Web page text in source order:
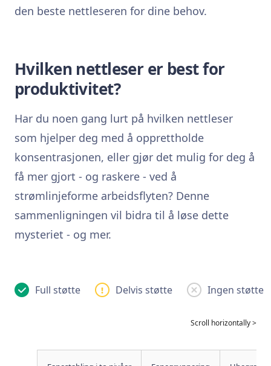
den beste nettleseren for dine behov.
Hvilken nettleser er best for
produktivitet?
Har du noen gang lurt på hvilken nettleser
som hjelper deg med å opprettholde
konsentrasjonen, eller gjør det mulig for deg å
få mer gjort - og raskere - ved å
strømlinjeforme arbeidsflyten? Denne
sammenligningen vil bidra til å løse dette
mysteriet - og mer.
Full støtte Delvis støtte Ingen støtte